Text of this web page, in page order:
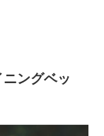
ングベッ